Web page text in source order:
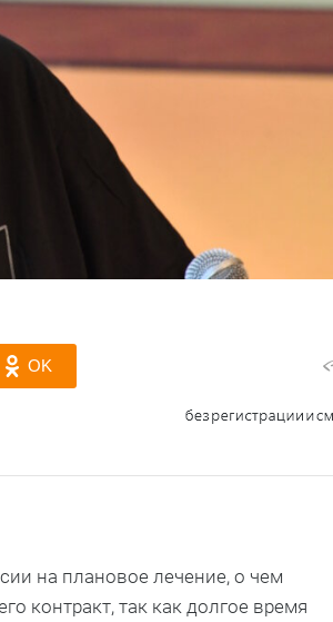
OK
на плановое лечение, о чем
контракт, так как долгое время